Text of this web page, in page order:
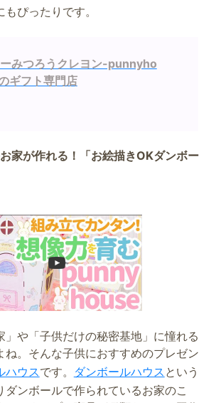
もぴったりです。
みつろうクレヨン-punnyho
ギフト専門店
家が作れる！「お絵描きOKダンボー
」や「子供だけの秘密基地」に憧れる
ね。そんな子供におすすめのプレゼン
ハウスです。 ダンボールハウス という
ダンボールで作られているお家のこ